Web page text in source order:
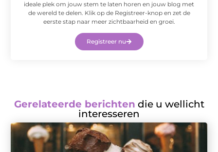
ideale plek om jouw stem te laten horen en jouw blog met
de wereld te delen. Klik op de Registreer-knop en zet de
eerste stap naar meer zichtbaarheid en groei.
Registreer nu
Gerelateerde berichten die u wellicht
interesseren